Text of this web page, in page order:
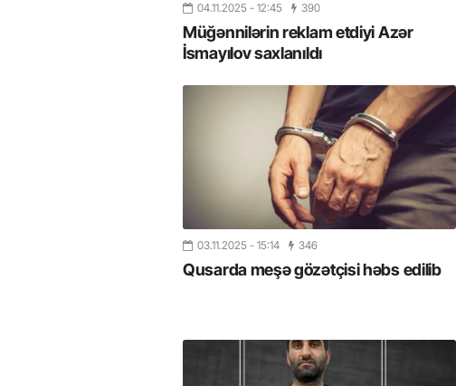
04.11.2025 - 12:45 390
Müğənnilərin reklam etdiyi Azər
İsmayılov saxlanıldı
03.11.2025 - 15:14 346
Qusarda meşə gözətçisi həbs edilib